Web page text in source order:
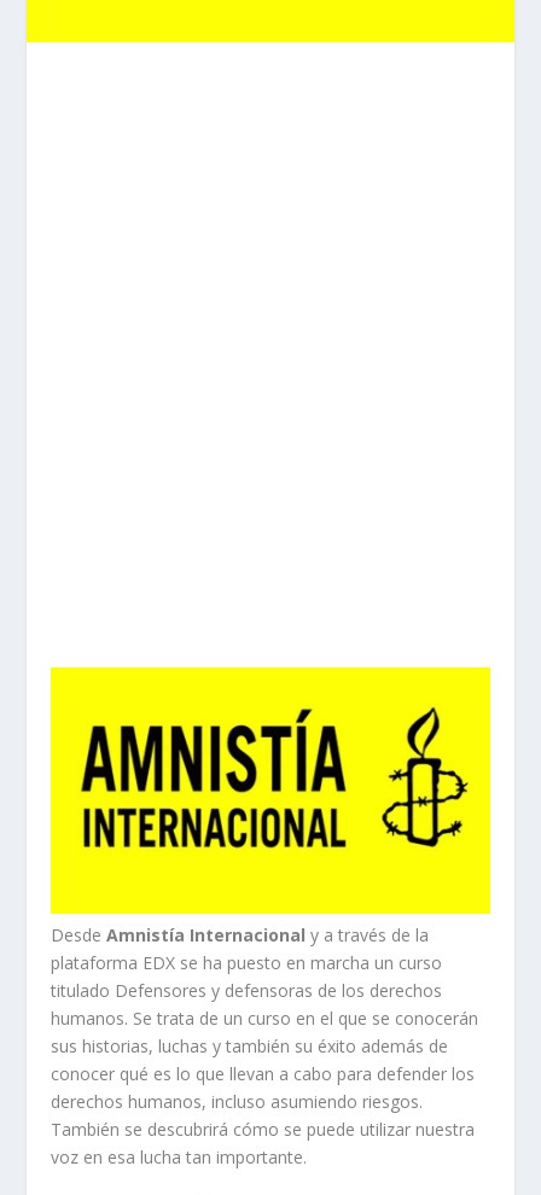
DesdeAmnistía Internacional y a través de la
plataforma EDX se ha puesto en marcha un curso
titulado Defensores y defensoras de los derechos
humanos. Se trata de un curso en el que se conocerán
sus historias, luchas y también su éxito además de
conocer qué es lo que llevan a cabo para defender los
derechos humanos, incluso asumiendo riesgos.
También se descubrirá cómo se puede utilizar nuestra
voz en esa lucha tan importante.